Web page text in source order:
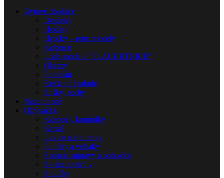
Bytové doplnky
Doplnky
Hodiny
Hračky – retro modely
Koberce
Lode-modely "PLACHETNICE"
Obrazy
Porcelán
Reklamné tabule
Sošky, sochy
Nezaradené
Obývačky
Komody, komôdky
Kreslá
Lavice a taburetky
Poličky a vešiaky
Sedacie súpravy a pohovky
Skrine a vitríny
Stoličky